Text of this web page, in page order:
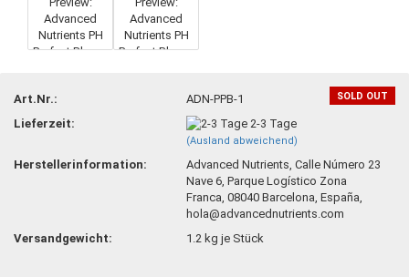
SOLD OUT
Art.Nr.:
ADN-PPB-1
Lieferzeit:
2-3 Tage
(Ausland abweichend)
Herstellerinformation:
Advanced Nutrients, Calle Número 23
Nave 6, Parque Logístico Zona
Franca, 08040 Barcelona, España,
hola@advancednutrients.com
Versandgewicht:
1.2 kg je Stück